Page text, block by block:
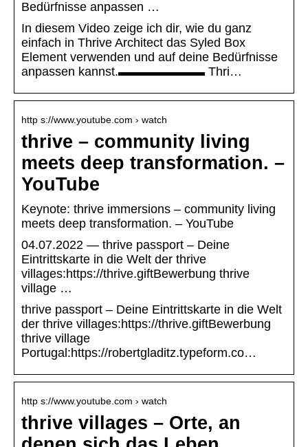
Bedürfnisse anpassen …
In diesem Video zeige ich dir, wie du ganz
einfach in Thrive Architect das Syled Box
Element verwenden und auf deine Bedürfnisse
anpassen kannst.▬▬▬▬▬▬▬ Thri…
http s://www.youtube.com › watch
thrive – community living
meets deep transformation. –
YouTube
Keynote: thrive immersions – community living
meets deep transformation. – YouTube
04.07.2022 — thrive passport – Deine
Eintrittskarte in die Welt der thrive
villages:https://thrive.giftBewerbung thrive
village …
thrive passport – Deine Eintrittskarte in die Welt
der thrive villages:https://thrive.giftBewerbung
thrive village
Portugal:https://robertgladitz.typeform.co…
http s://www.youtube.com › watch
thrive villages – Orte, an